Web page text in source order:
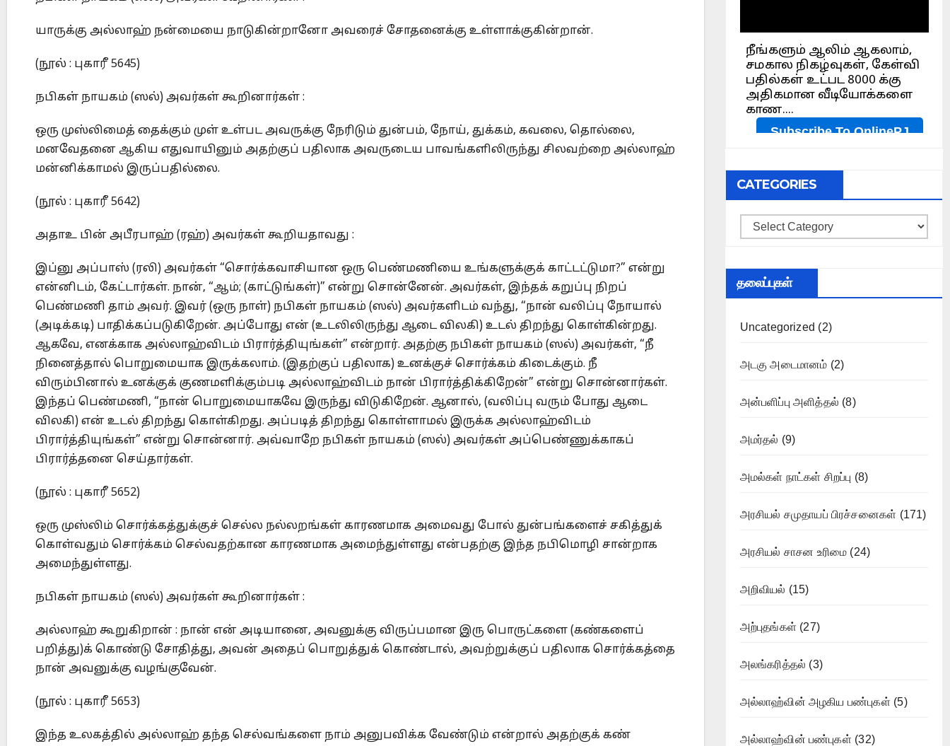
யாருக்கு அல்லாஹ் நன்மையை நாடுகின்றானோ அவரைச் சோதனைக்கு உள்ளாக்குகின்றான்.
(நூல் : புகாரீ 5645)
நபிகள் நாயகம் (ஸல்) அவர்கள் கூறினார்கள் :
ஒரு முஸ்லிமைத் தைக்கும் முள் உள்பட அவருக்கு நேரிடும் துன்பம், நோய், துக்கம், கவலை, தொல்லை,
மனவேதனை ஆகிய எதுவாயினும் அதற்குப் பதிலாக அவருடைய பாவங்களிலிருந்து சிலவற்றை அல்லாஹ்
மன்னிக்காமல் இருப்பதில்லை.
(நூல் : புகாரீ 5642)
அதாஉ பின் அபீரபாஹ் (ரஹ்) அவர்கள் கூறியதாவது :
இப்னு அப்பாஸ் (ரலி) அவர்கள் “சொர்க்கவாசியான ஒரு பெண்மணியை உங்களுக்குக் காட்டட்டுமா?” என்று
என்னிடம், கேட்டார்கள். நான், “ஆம்; (காட்டுங்கள்)” என்று சொன்னேன். அவர்கள், இந்தக் கறுப்பு நிறப்
பெண்மணி தாம் அவர். இவர் (ஒரு நாள்) நபிகள் நாயகம் (ஸல்) அவர்களிடம் வந்து, “நான் வலிப்பு நோயால்
(அடிக்கடி) பாதிக்கப்படுகிறேன். அப்போது என் (உடலிலிருந்து ஆடை விலகி) உடல் திறந்து கொள்கின்றது.
ஆகவே, எனக்காக அல்லாஹ்விடம் பிரார்த்தியுங்கள்” என்றார். அதற்கு நபிகள் நாயகம் (ஸல்) அவர்கள், “நீ
நினைத்தால் பொறுமையாக இருக்கலாம். (இதற்குப் பதிலாக) உனக்குச் சொர்க்கம் கிடைக்கும். நீ
விரும்பினால் உனக்குக் குணமளிக்கும்படி அல்லாஹ்விடம் நான் பிரார்த்திக்கிறேன்” என்று சொன்னார்கள்.
இந்தப் பெண்மணி, “நான் பொறுமையாகவே இருந்து விடுகிறேன். ஆனால், (வலிப்பு வரும் போது ஆடை
விலகி) என் உடல் திறந்து கொள்கிறது. அப்படித் திறந்து கொள்ளாமல் இருக்க அல்லாஹ்விடம்
பிரார்த்தியுங்கள்” என்று சொன்னார். அவ்வாறே நபிகள் நாயகம் (ஸல்) அவர்கள் அப்பெண்ணுக்காகப்
பிரார்த்தனை செய்தார்கள்.
(நூல் : புகாரீ 5652)
ஒரு முஸ்லிம் சொர்க்கத்துக்குச் செல்ல நல்லறங்கள் காரணமாக அமைவது போல் துன்பங்களைச் சகித்துக்
கொள்வதும் சொர்க்கம் செல்வதற்கான காரணமாக அமைந்துள்ளது என்பதற்கு இந்த நபிமொழி சான்றாக
அமைந்துள்ளது.
நபிகள் நாயகம் (ஸல்) அவர்கள் கூறினார்கள் :
அல்லாஹ் கூறுகிறான் : நான் என் அடியானை, அவனுக்கு விருப்பமான இரு பொருட்களை (கண்களைப்
பறித்து)க் கொண்டு சோதித்து, அவன் அதைப் பொறுத்துக் கொண்டால், அவற்றுக்குப் பதிலாக சொர்க்கத்தை
நான் அவனுக்கு வழங்குவேன்.
(நூல் : புகாரீ 5653)
இந்த உலகத்தில் அல்லாஹ் தந்த செல்வங்களை நாம் அனுபவிக்க வேண்டும் என்றால் அதற்குக் கண்
CATEGORIES
Categories
தலைப்புகள்
Uncategorized (2)
அடகு அடைமானம் (2)
அன்பளிப்பு அளித்தல் (8)
அமர்தல் (9)
அமல்கள் நாட்கள் சிறப்பு (8)
அரசியல் சமுதாயப் பிரச்சனைகள் (171)
அரசியல் சாசன உரிமை (24)
அறிவியல் (15)
அற்புதங்கள் (27)
அலங்கரித்தல் (3)
அல்லாஹ்வின் அழகிய பண்புகள் (5)
அல்லாஹ்வின் பண்புகள் (32)